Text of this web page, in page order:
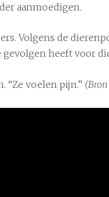
aanmoedigen.
Volgens de
heeft voor
“Ze voelen pijn.”